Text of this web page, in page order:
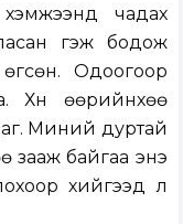
чадах
гэж бодож
Одоогоор
Хүн өөрийнхөө
Миний дуртай
зааж байгаа энэ
хийгээд л